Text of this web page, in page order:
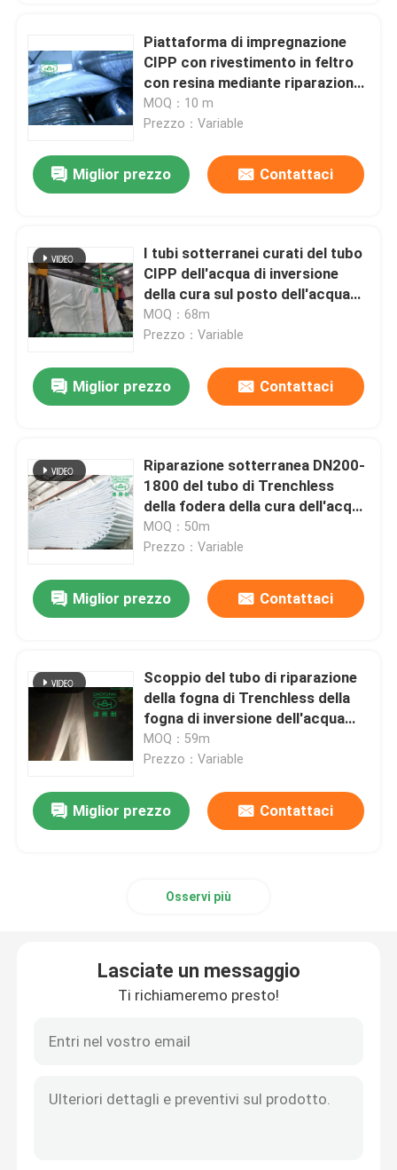
Casa
Prodotti
Piattaforma di impregnazione
CIPP con rivestimento in feltro
con resina mediante riparazione
senza scavo 20 mm
MOQ：10 m
Prezzo：Variable
Miglior prezzo Contattaci
I tubi sotterranei curati del tubo
CIPP dell'acqua di inversione
della cura sul posto dell'acqua
calda non riparano vangata
MOQ：68m
Prezzo：Variable
Miglior prezzo Contattaci
Riparazione sotterranea DN200-
1800 del tubo di Trenchless
della fodera della cura dell'acqua
calda di CIPP
MOQ：50m
Prezzo：Variable
Miglior prezzo Contattaci
Scoppio del tubo di riparazione
della fogna di Trenchless della
fogna di inversione dell'acqua
della cura CIPP dell'acqua calda
MOQ：59m
Prezzo：Variable
Miglior prezzo Contattaci
Osservi più
Lasciate un messaggio
Ti richiameremo presto!